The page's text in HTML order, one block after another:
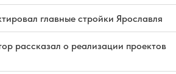
главные стройки Ярославля
рассказал о реализации проектов